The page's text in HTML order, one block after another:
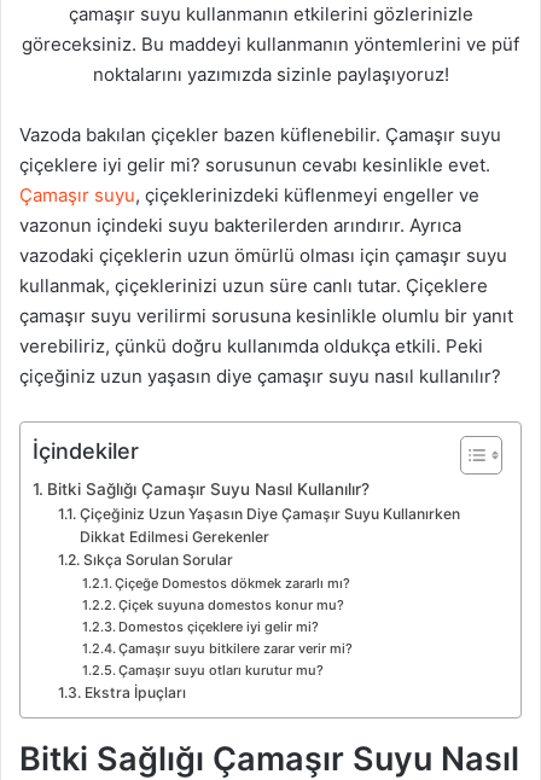
çamaşır suyu kullanmanın etkilerini gözlerinizle
göreceksiniz. Bu maddeyi kullanmanın yöntemlerini ve püf
noktalarını yazımızda sizinle paylaşıyoruz!
Vazoda bakılan çiçekler bazen küflenebilir. Çamaşır suyu
çiçeklere iyi gelir mi? sorusunun cevabı kesinlikle evet.
Çamaşır suyu, çiçeklerinizdeki küflenmeyi engeller ve
vazonun içindeki suyu bakterilerden arındırır. Ayrıca
vazodaki çiçeklerin uzun ömürlü olması için çamaşır suyu
kullanmak, çiçeklerinizi uzun süre canlı tutar. Çiçeklere
çamaşır suyu verilirmi sorusuna kesinlikle olumlu bir yanıt
verebiliriz, çünkü doğru kullanımda oldukça etkili. Peki
çiçeğiniz uzun yaşasın diye çamaşır suyu nasıl kullanılır?
İçindekiler
Bitki Sağlığı Çamaşır Suyu Nasıl Kullanılır?
Çiçeğiniz Uzun Yaşasın Diye Çamaşır Suyu Kullanırken
Dikkat Edilmesi Gerekenler
Sıkça Sorulan Sorular
Çiçeğe Domestos dökmek zararlı mı?
Çiçek suyuna domestos konur mu?
Domestos çiçeklere iyi gelir mi?
Çamaşır suyu bitkilere zarar verir mi?
Çamaşır suyu otları kurutur mu?
Ekstra İpuçları
Bitki Sağlığı Çamaşır Suyu Nasıl